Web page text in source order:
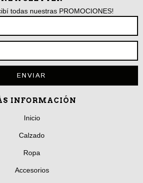
todas nuestras PROMOCIONES!
INFORMACIÓN
Inicio
Calzado
Ropa
Accesorios